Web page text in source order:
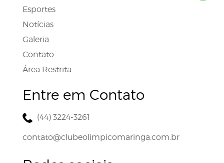
Esportes
Notícias
Galeria
Contato
Área Restrita
Entre em Contato
(44) 3224-3261
contato@clubeolimpicomaringa.com.br